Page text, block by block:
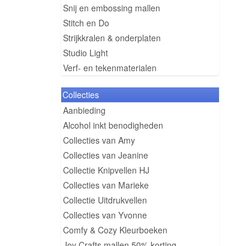
Snij en embossing mallen
Stitch en Do
Strijkkralen & onderplaten
Studio Light
Verf- en tekenmaterialen
Collecties
Aanbieding
Alcohol inkt benodigheden
Collecties van Amy
Collecties van Jeanine
Collectie Knipvellen HJ
Collecties van Marieke
Collectie Uitdrukvellen
Collecties van Yvonne
Comfy & Cozy Kleurboeken